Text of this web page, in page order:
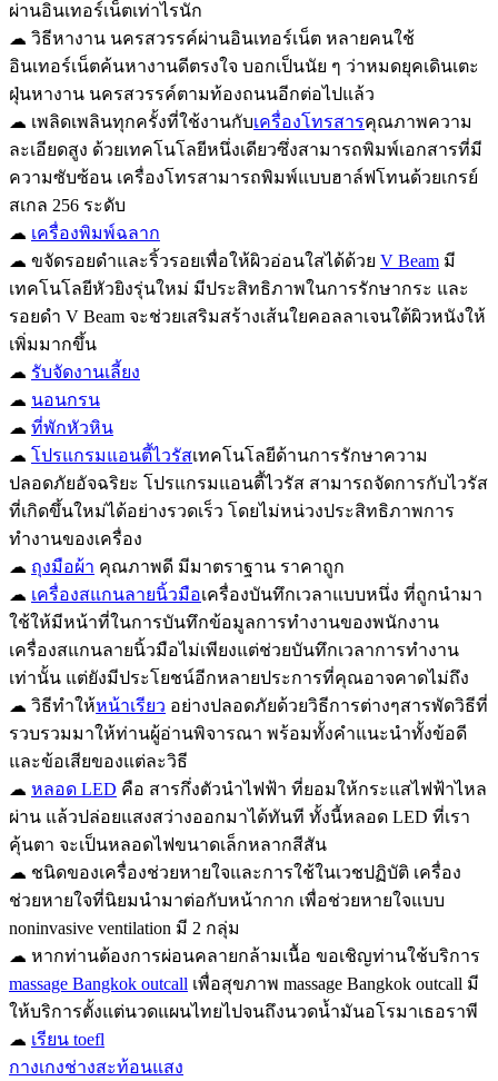
ผ่านอินเทอร์เน็ตเท่าไรนัก
☁ วิธีหางาน นครสวรรค์ผ่านอินเทอร์เน็ต หลายคนใช้
อินเทอร์เน็ตค้นหางานดีตรงใจ บอกเป็นนัย ๆ ว่าหมดยุคเดินเตะ
ฝุ่นหางาน นครสวรรค์ตามท้องถนนอีกต่อไปแล้ว
☁ เพลิดเพลินทุกครั้งที่ใช้งานกับเครื่องโทรสารคุณภาพความ
ละเอียดสูง ด้วยเทคโนโลยีหนึ่งเดียวซึ่งสามารถพิมพ์เอกสารที่มี
ความซับซ้อน เครื่องโทรสามารถพิมพ์แบบฮาล์ฟโทนด้วยเกรย์
สเกล 256 ระดับ
☁ เครื่องพิมพ์ฉลาก
☁ ขจัดรอยดำและริ้วรอยเพื่อให้ผิวอ่อนใสได้ด้วย V Beam มี
เทคโนโลยีหัวยิงรุ่นใหม่ มีประสิทธิภาพในการรักษากระ และ
รอยดำ V Beam จะช่วยเสริมสร้างเส้นใยคอลลาเจนใต้ผิวหนังให้
เพิ่มมากขึ้น
☁ รับจัดงานเลี้ยง
☁ นอนกรน
☁ ที่พักหัวหิน
☁ โปรแกรมแอนตี้ไวรัสเทคโนโลยีด้านการรักษาความ
ปลอดภัยอัจฉริยะ โปรแกรมแอนตี้ไวรัส สามารถจัดการกับไวรัส
ที่เกิดขึ้นใหม่ได้อย่างรวดเร็ว โดยไม่หน่วงประสิทธิภาพการ
ทำงานของเครื่อง
☁ ถุงมือผ้า คุณภาพดี มีมาตราฐาน ราคาถูก
☁ เครื่องสแกนลายนิ้วมือเครื่องบันทึกเวลาแบบหนึ่ง ที่ถูกนำมา
ใช้ให้มีหน้าที่ในการบันทึกข้อมูลการทำงานของพนักงาน
เครื่องสแกนลายนิ้วมือไม่เพียงแต่ช่วยบันทึกเวลาการทำงาน
เท่านั้น แต่ยังมีประโยชน์อีกหลายประการที่คุณอาจคาดไม่ถึง
☁ วิธีทำให้หน้าเรียว อย่างปลอดภัยด้วยวิธีการต่างๆสารพัดวิธีที่
รวบรวมมาให้ท่านผู้อ่านพิจารณา พร้อมทั้งคำแนะนำทั้งข้อดี
และข้อเสียของแต่ละวิธี
☁ หลอด LED คือ สารกึ่งตัวนำไฟฟ้า ที่ยอมให้กระแสไฟฟ้าไหล
ผ่าน แล้วปล่อยแสงสว่างออกมาได้ทันที ทั้งนี้หลอด LED ที่เรา
คุ้นตา จะเป็นหลอดไฟขนาดเล็กหลากสีสัน
☁ ชนิดของเครื่องช่วยหายใจและการใช้ในเวชปฏิบัติ เครื่อง
ช่วยหายใจที่นิยมนำมาต่อกับหน้ากาก เพื่อช่วยหายใจแบบ
noninvasive ventilation มี 2 กลุ่ม
☁ หากท่านต้องการผ่อนคลายกล้ามเนื้อ ขอเชิญท่านใช้บริการ
massage Bangkok outcall เพื่อสุขภาพ massage Bangkok outcall มี
ให้บริการตั้งแต่นวดแผนไทยไปจนถึงนวดน้ำมันอโรมาเธอราพี
☁ เรียน toefl
กางเกงช่างสะท้อนแสง